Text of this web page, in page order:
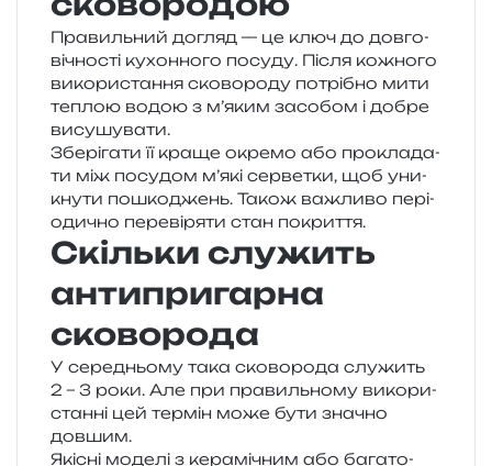
Правильний догляд — це ключ до дов­го­
ві­чно­сті кухон­но­го посу­ду. Після кожно­го
вико­ри­ста­н­ня ско­во­ро­ду потрі­бно мити
теплою водою з м’яким засо­бом і добре
висушувати.
Зберігати її краще окре­мо або про­кла­да­
ти між посу­дом м’які сер­ве­тки, щоб уни­
кну­ти пошко­джень. Також важли­во пері­
о­ди­чно пере­ві­ря­ти стан покриття.
Скільки служить
антипригарна
сковорода
У сере­дньо­му така ско­во­ро­да слу­жить
2 – 3 роки. Але при пра­виль­но­му вико­ри­
стан­ні цей тер­мін може бути зна­чно
довшим.
Якісні моде­лі з кера­мі­чним або бага­то­